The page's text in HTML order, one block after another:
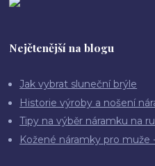
Nejčtenější na blogu
Jak vybrat sluneční brýle
Historie výroby a nošení
Tipy na výběr náramku na
Kožené náramky pro muže